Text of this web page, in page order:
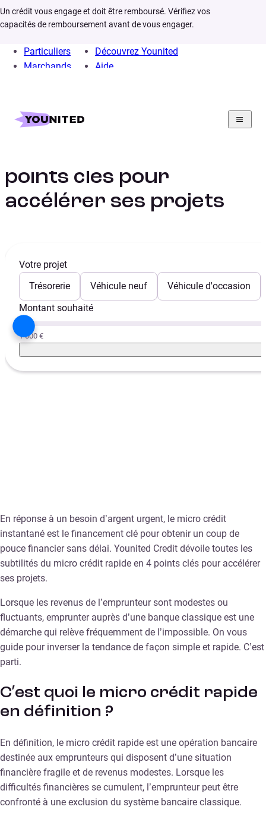
Un crédit vous engage et doit être remboursé. Vérifiez vos
capacités de remboursement avant de vous engager.
Particuliers
Marchands
Découvrez Younited
Aide
Home
points clés pour
accélérer ses projets
Votre projet
Trésorerie
Véhicule neuf
Véhicule d'occasion
Montant souhaité
1 000 €
En réponse à un besoin d’argent urgent, le micro crédit
instantané est le financement clé pour obtenir un coup de
pouce financier sans délai. Younited Credit dévoile toutes les
subtilités du micro crédit rapide en 4 points clés pour accélérer
ses projets.
Lorsque les revenus de l’emprunteur sont modestes ou
fluctuants, emprunter auprès d’une banque classique est une
démarche qui relève fréquemment de l’impossible. On vous
guide pour inverser la tendance de façon simple et rapide. C’est
parti.
C’est quoi le micro crédit rapide
en définition ?
En définition, le micro crédit rapide est une opération bancaire
destinée aux emprunteurs qui disposent d’une situation
financière fragile et de revenus modestes. Lorsque les
difficultés financières se cumulent, l’emprunteur peut être
confronté à une exclusion du système bancaire classique.